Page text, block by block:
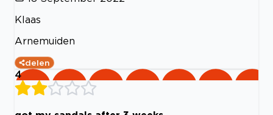
Klaas
Arnemuiden
delen
4